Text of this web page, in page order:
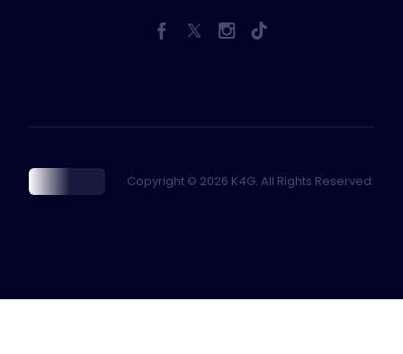
Copyright © 2026 K4G. All Rights Reserved.